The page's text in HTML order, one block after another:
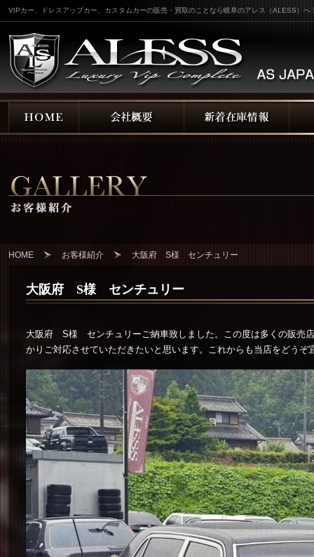
VIPカー、ドレスアップカー、カスタムカーの販売・買取のことなら岐阜のアレス（ALESS）へ
HOME お客様紹介 大阪府 S様 センチュリー
大阪府 S様 センチュリー
大阪府 S様 センチュリーご納車致しました。この度は多くの販売
かりご対応させていただきたいと思います。これからも当店をどう